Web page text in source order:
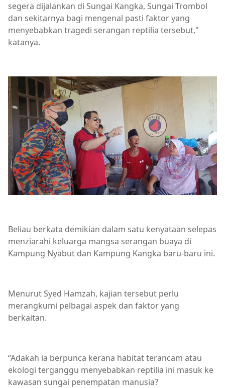
segera dijalankan di Sungai Kangka, Sungai Trombol
dan sekitarnya bagi mengenal pasti faktor yang
menyebabkan tragedi serangan reptilia tersebut,"
katanya.
Beliau berkata demikian dalam satu kenyataan selepas
menziarahi keluarga mangsa serangan buaya di
Kampung Nyabut dan Kampung Kangka baru-baru ini.
Menurut Syed Hamzah, kajian tersebut perlu
merangkumi pelbagai aspek dan faktor yang
berkaitan.
“Adakah ia berpunca kerana habitat terancam atau
ekologi terganggu menyebabkan reptilia ini masuk ke
kawasan sungai penempatan manusia?